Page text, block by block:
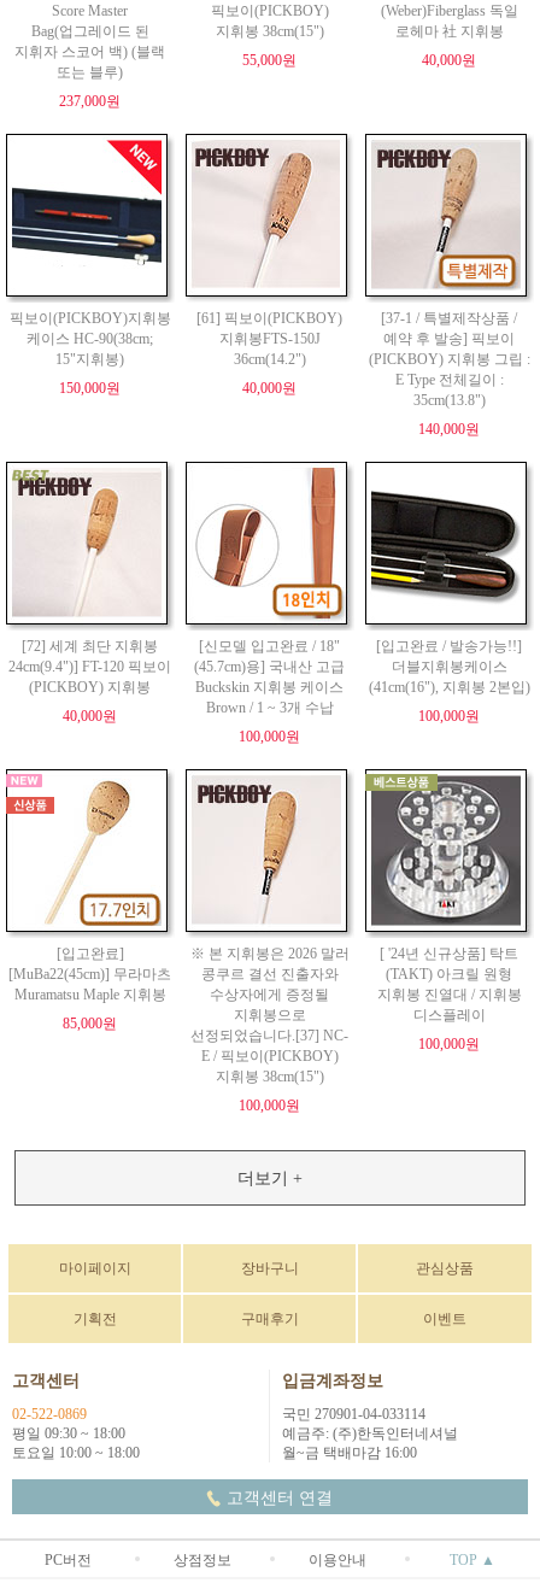
Score Master
Bag(업그레이드 된
지휘자 스코어 백) (블랙
또는 블루)
237,000원
픽보이(PICKBOY)
지휘봉 38cm(15")
55,000원
(Weber)Fiberglass 독일
로헤마 社 지휘봉
40,000원
픽보이(PICKBOY)지휘봉
케이스 HC-90(38cm;
15"지휘봉)
150,000원
[61] 픽보이(PICKBOY)
지휘봉FTS-150J
36cm(14.2")
40,000원
[37-1 / 특별제작상품 /
예약 후 발송] 픽보이
(PICKBOY) 지휘봉 그립 :
E Type 전체길이 :
35cm(13.8")
140,000원
[72] 세계 최단 지휘봉
24cm(9.4")] FT-120 픽보이
(PICKBOY) 지휘봉
40,000원
[신모델 입고완료 / 18"
(45.7cm)용] 국내산 고급
Buckskin 지휘봉 케이스
Brown / 1 ~ 3개 수납
100,000원
[입고완료 / 발송가능!!]
더블지휘봉케이스
(41cm(16"), 지휘봉 2본입)
100,000원
[입고완료]
[MuBa22(45cm)] 무라마츠
Muramatsu Maple 지휘봉
85,000원
※ 본 지휘봉은 2026 말러
콩쿠르 결선 진출자와
수상자에게 증정될
지휘봉으로
선정되었습니다.[37] NC-
E / 픽보이(PICKBOY)
지휘봉 38cm(15")
100,000원
[ '24년 신규상품] 탁트
(TAKT) 아크릴 원형
지휘봉 진열대 / 지휘봉
디스플레이
100,000원
더보기 +
마이페이지 장바구니 관심상품
기획전 구매후기 이벤트
고객센터
02-522-0869
평일 09:30 ~ 18:00
토요일 10:00 ~ 18:00
입금계좌정보
국민 270901-04-033114
예금주: (주)한독인터네셔널
월~금 택배마감 16:00
고객센터 연결
PC버전 상점정보 이용안내 TOP ▲